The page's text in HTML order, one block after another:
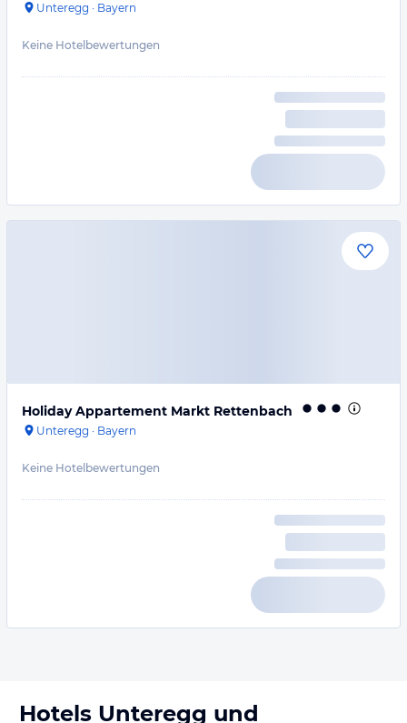
Unteregg · Bayern
Keine Hotelbewertungen
Holiday Appartement Markt Rettenbach
Unteregg · Bayern
Keine Hotelbewertungen
Hotels Unteregg und